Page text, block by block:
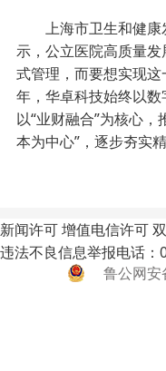
上海市卫生和健康
示，公立医院高质量
式管理，而要想实现
年，华卓科技始终以数
以“业财融合”为核心，
本为中心”，逐步夯实
新闻许可增值电信许可
违法不良信息举报电话：
鲁公网